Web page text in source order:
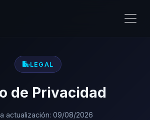
LEGAL
de Privacidad
actualización: 09/08/2026